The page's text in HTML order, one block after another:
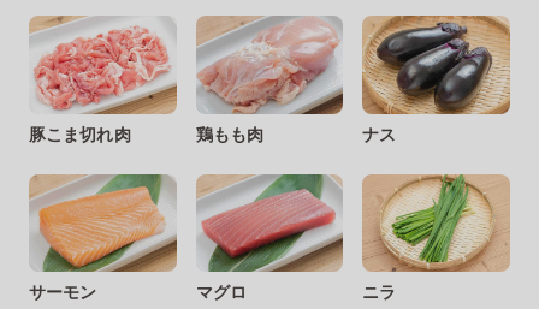
豚こま切れ肉 鶏もも肉 ナス
サーモン マグロ ニラ